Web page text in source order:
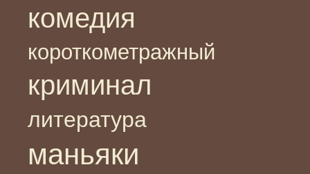
комедия
короткометражный
криминал
литература
маньяки